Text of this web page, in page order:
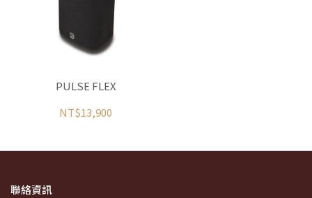
PULSE FLEX
NT$13,900
聯絡資訊